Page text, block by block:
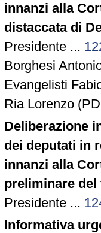
innanzi alla
distaccata di
Presidente ...
Borghesi
Evangelisti
Ria Lorenzo
Deliberazione
dei deputati in
innanzi alla
preliminare del
Presidente ...
Informativa